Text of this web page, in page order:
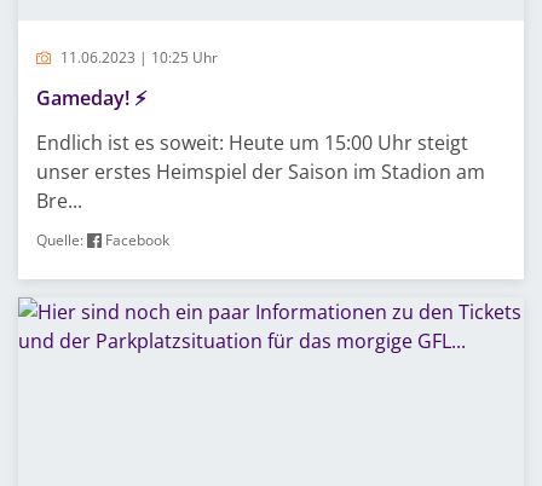
11.06.2023 | 10:25 Uhr
Gameday! ⚡️
Endlich ist es soweit: Heute um 15:00 Uhr steigt
unser erstes Heimspiel der Saison im Stadion am
Bre...
Quelle: Facebook